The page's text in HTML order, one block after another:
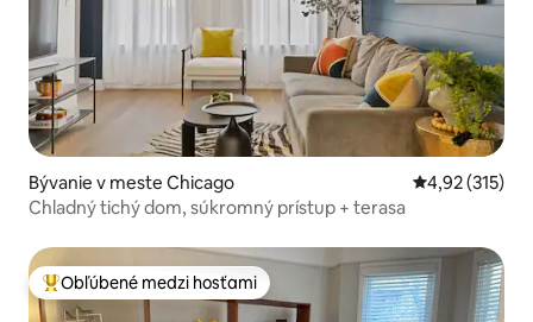
Bývanie v meste Chicago Priemerné
4,92 (315)
Chladný tichý dom, súkromný prístup + terasa
Najobľúbenejšie medzi hosťami
Obľúbené medzi hosťami